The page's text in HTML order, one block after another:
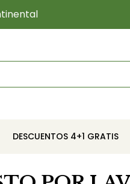
DESCUENTOS 4+1 GRATIS